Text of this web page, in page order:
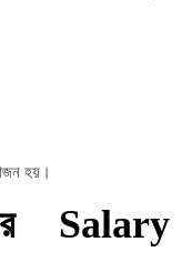
হয়।
Salary